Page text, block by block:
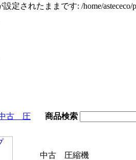
定されたままです: /home/
古 圧
商品検索
中古 圧縮機